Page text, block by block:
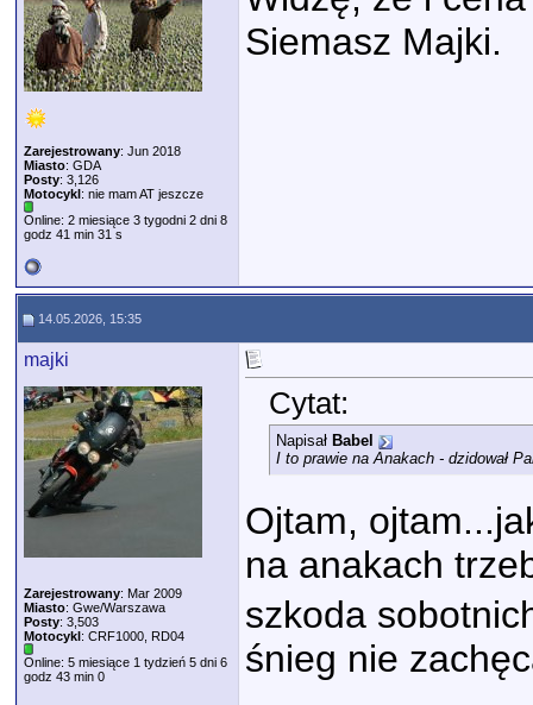
Zarejestrowany: Jun 2018
Miasto: GDA
Posty: 3,126
Motocykl: nie mam AT jeszcze
Online: 2 miesiące 3 tygodni 2 dni 8
godz 41 min 31 s
Siemasz Majki.
14.05.2026, 15:35
majki
Zarejestrowany: Mar 2009
Miasto: Gwe/Warszawa
Posty: 3,503
Motocykl: CRF1000, RD04
Online: 5 miesiące 1 tydzień 5 dni 6
godz 43 min 0
Cytat:
Napisał Babel
I to prawie na Anakach - dzidował
Ojtam,
na anakach
szkoda
śnieg nie